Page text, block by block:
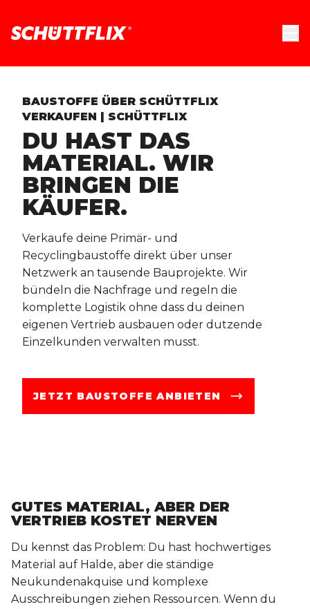
BAUSTOFFE ÜBER SCHÜTTFLIX
VERKAUFEN | SCHÜTTFLIX
DU HAST DAS
MATERIAL. WIR
BRINGEN DIE
KÄUFER.
Verkaufe deine Primär- und
Recyclingbaustoffe direkt über unser
Netzwerk an tausende Bauprojekte. Wir
bündeln die Nachfrage und regeln die
komplette Logistik ohne dass du deinen
eigenen Vertrieb ausbauen oder dutzende
Einzelkunden verwalten musst.
JETZT BAUSTOFFE ANBIETEN
GUTES MATERIAL, ABER DER
VERTRIEB KOSTET NERVEN
Du kennst das Problem: Du hast hochwertiges
Material auf Halde, aber die ständige
Neukundenakquise und komplexe
Ausschreibungen ziehen Ressourcen. Wenn du